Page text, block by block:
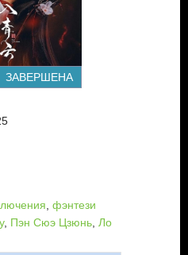
ЗАВЕРШЕНА
фэнтези
, Пэн Сюэ Цзюнь Ло